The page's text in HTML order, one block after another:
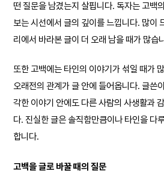
떤 질문을 남겼는지 살핍니다. 독자는 고백
보는 시선에서 글의 깊이를 느낍니다. 많이
리에서 바라본 글이 더 오래 남을 때가 많습
또한 고백에는 타인의 이야기가 섞일 때가
오래전의 관계가 글 안에 들어옵니다. 글쓴
각한 이야기 안에도 다른 사람의 사생활과
다. 진실한 글은 솔직함만큼이나 타인을 다
합니다.
고백을 글로 바꿀 때의 질문